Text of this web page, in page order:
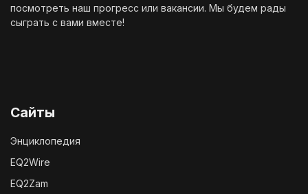
посмотреть наш прогресс или вакансии. Мы будем рады
сыграть с вами вместе!
Сайты
Энциклопедия
EQ2Wire
EQ2Zam